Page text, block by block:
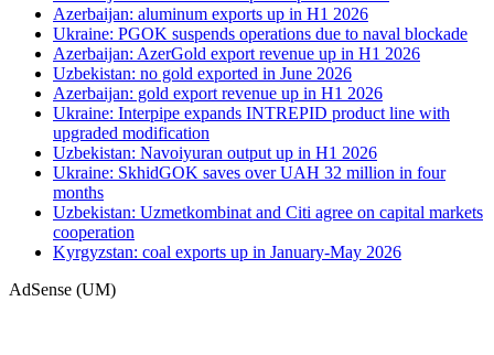
Azerbaijan: aluminum exports up in H1 2026
Ukraine: PGOK suspends operations due to naval blockade
Azerbaijan: AzerGold export revenue up in H1 2026
Uzbekistan: no gold exported in June 2026
Azerbaijan: gold export revenue up in H1 2026
Ukraine: Interpipe expands INTREPID product line with
upgraded modification
Uzbekistan: Navoiyuran output up in H1 2026
Ukraine: SkhidGOK saves over UAH 32 million in four
months
Uzbekistan: Uzmetkombinat and Citi agree on capital markets
cooperation
Kyrgyzstan: coal exports up in January-May 2026
AdSense (UM)